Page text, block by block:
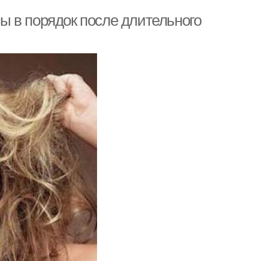
в порядок после длительного